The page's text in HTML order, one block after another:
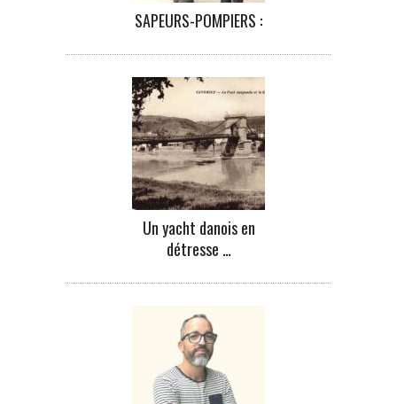
SAPEURS-POMPIERS :
Un yacht danois en
détresse …